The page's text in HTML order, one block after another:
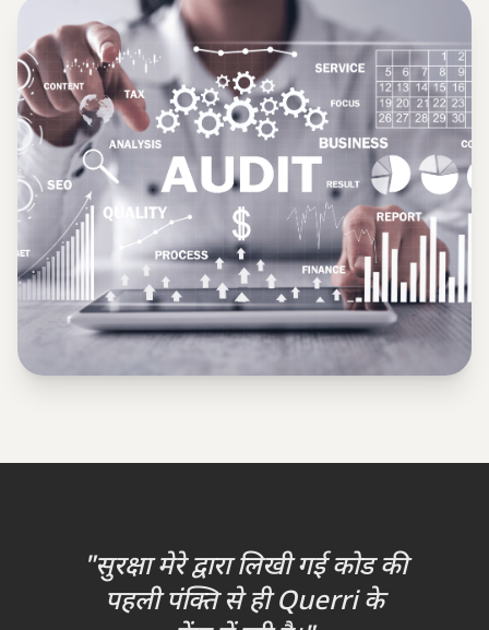
"सुरक्षा मेरे द्वारा लिखी गई कोड की
पहली पंक्ति से ही Querri के